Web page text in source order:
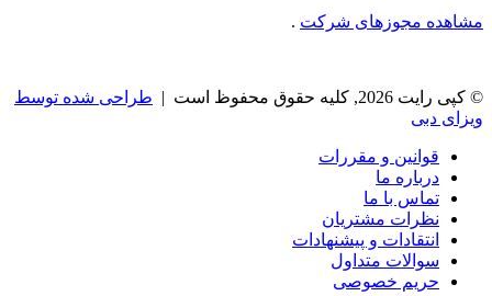
مشاهده مجوزهای شرکت .
© کپی رایت 2026, کلیه حقوق محفوظ است |
طراحی شده توسط
ویزای دبی
قوانین و مقررات
درباره ما
تماس با ما
نظرات مشتریان
انتقادات و پیشنهادات
سوالات متداول
حریم خصوصی